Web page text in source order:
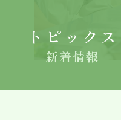
よくある質問
トピックス
新着情報